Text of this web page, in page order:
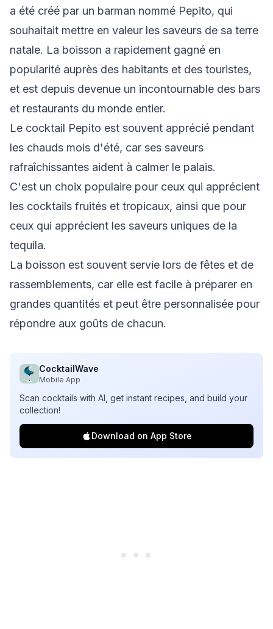
a été créé par un barman nommé Pepito, qui
souhaitait mettre en valeur les saveurs de sa terre
natale. La boisson a rapidement gagné en
popularité auprès des habitants et des touristes,
et est depuis devenue un incontournable des bars
et restaurants du monde entier.
Le cocktail Pepito est souvent apprécié pendant
les chauds mois d'été, car ses saveurs
rafraîchissantes aident à calmer le palais.
C'est un choix populaire pour ceux qui apprécient
les cocktails fruités et tropicaux, ainsi que pour
ceux qui apprécient les saveurs uniques de la
tequila.
La boisson est souvent servie lors de fêtes et de
rassemblements, car elle est facile à préparer en
grandes quantités et peut être personnalisée pour
répondre aux goûts de chacun.
CocktailWave
Mobile App
Scan cocktails with AI, get instant recipes, and build your
collection!
Download on App Store